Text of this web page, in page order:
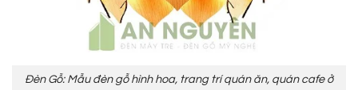
Đèn Gỗ: Mẫu đèn gỗ hình hoa, trang trí quán ăn, quán cafe ở